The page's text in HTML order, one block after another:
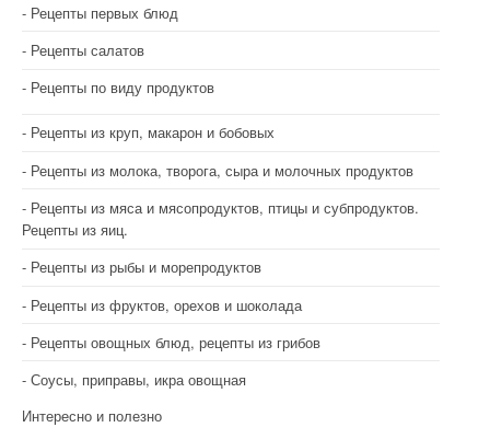
Рецепты первых блюд
Рецепты салатов
Рецепты по виду продуктов
Рецепты из круп, макарон и бобовых
Рецепты из молока, творога, сыра и молочных продуктов
Рецепты из мяса и мясопродуктов, птицы и субпродуктов.
Рецепты из яиц.
Рецепты из рыбы и морепродуктов
Рецепты из фруктов, орехов и шоколада
Рецепты овощных блюд, рецепты из грибов
Соусы, приправы, икра овощная
Интересно и полезно